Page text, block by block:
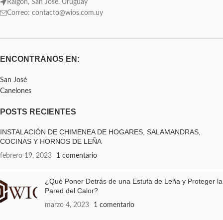
Raigón, San José, Uruguay
Correo: contacto@wios.com.uy
ENCONTRANOS EN:
San José
Canelones
POSTS RECIENTES
INSTALACIÓN DE CHIMENEA DE HOGARES, SALAMANDRAS,
COCINAS Y HORNOS DE LEÑA
febrero 19, 2023 1 comentario
¿Qué Poner Detrás de una Estufa de Leña y Proteger la
Pared del Calor?
marzo 4, 2023 1 comentario